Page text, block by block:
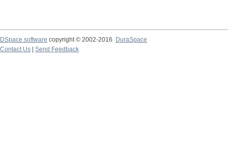
DSpace software copyright © 2002-2016
DuraSpace
Contact Us
Send Feedback